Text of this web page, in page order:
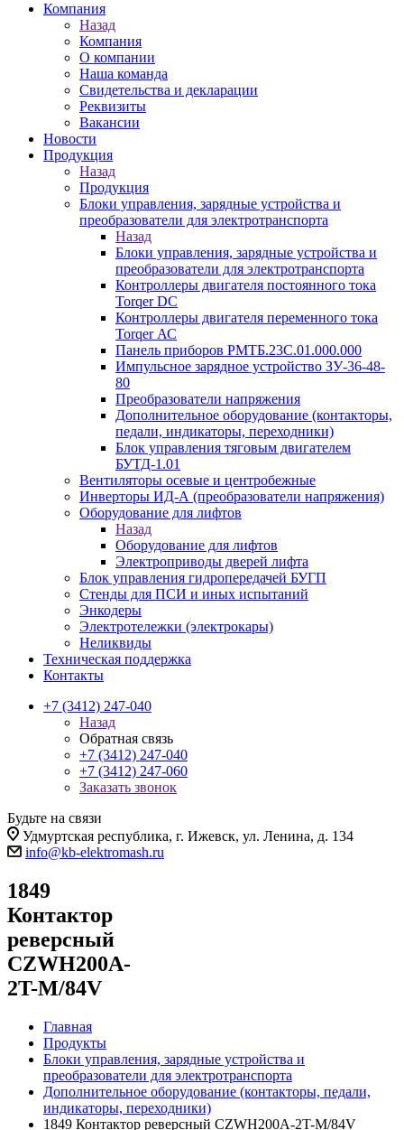
Компания
Назад
Компания
О компании
Наша команда
Свидетельства и декларации
Реквизиты
Вакансии
Новости
Продукция
Назад
Продукция
Блоки управления, зарядные устройства и
преобразователи для электротранспорта
Назад
Блоки управления, зарядные устройства и
преобразователи для электротранспорта
Контроллеры двигателя постоянного тока
Torqer DC
Контроллеры двигателя переменного тока
Torqer АС
Панель приборов РМТБ.23С.01.000.000
Импульсное зарядное устройство ЗУ-36-48-
80
Преобразователи напряжения
Дополнительное оборудование (контакторы,
педали, индикаторы, переходники)
Блок управления тяговым двигателем
БУТД-1.01
Вентиляторы осевые и центробежные
Инверторы ИД-А (преобразователи напряжения)
Оборудование для лифтов
Назад
Оборудование для лифтов
Электроприводы дверей лифта
Блок управления гидропередачей БУГП
Стенды для ПСИ и иных испытаний
Энкодеры
Электротележки (электрокары)
Неликвиды
Техническая поддержка
Контакты
+7 (3412) 247-040
Назад
Обратная связь
+7 (3412) 247-040
+7 (3412) 247-060
Заказать звонок
Будьте на связи
Удмуртская республика, г. Ижевск, ул. Ленина, д. 134
info@kb-elektromash.ru
1849
Контактор
реверсный
CZWH200A-
2T-M/84V
Главная
Продукты
Блоки управления, зарядные устройства и
преобразователи для электротранспорта
Дополнительное оборудование (контакторы, педали,
индикаторы, переходники)
1849 Контактор реверсный CZWH200A-2T-M/84V